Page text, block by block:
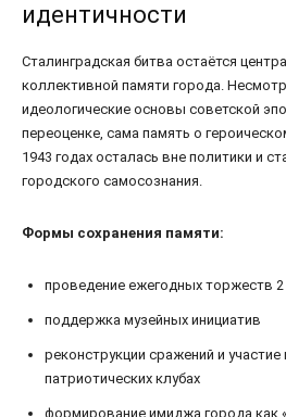
идентичности
Сталинградская битва остаётся
коллективной памяти города.
идеологические основы советской
переоценке, сама память о
1943 годах осталась вне политики и
городского самосознания.
Формы сохранения памяти:
проведение ежегодных торжеств
поддержка музейных инициатив
реконструкции сражений и
патриотических клубах
формирование имиджа города как